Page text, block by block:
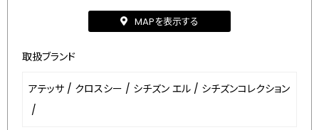
MAPを表示する
取扱ブランド
アテッサ / クロスシー / シチズン エル / シチズンコレクション
/